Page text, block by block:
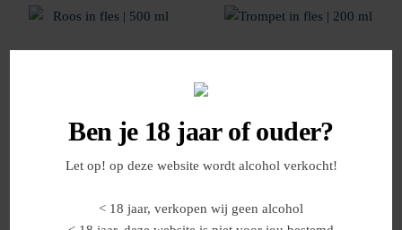
Ben je 18 jaar of ouder?
Let op! op deze website wordt alcohol verkocht!
< 18 jaar, verkopen wij geen alcohol
Roos in fles | 500 ml Trompet in fles | 200 ml